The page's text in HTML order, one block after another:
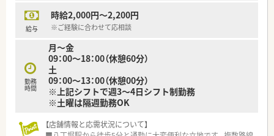
給与
時給2,000円～2,200円
※ご経験に合わせて応相談
勤務
時間
月～金
09：00～18：00（休憩60分）
土
09：00～13：00（休憩00分）
※上記シフトで週3～4日シフト制勤務
※土曜は隔週勤務OK
【店舗情報と応需状況について】